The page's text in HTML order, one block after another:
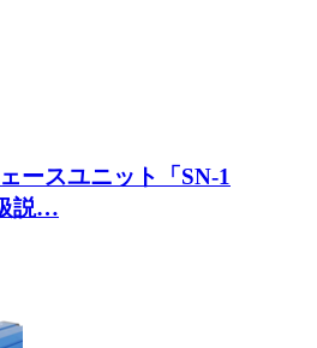
ースユニット「SN-1
説…